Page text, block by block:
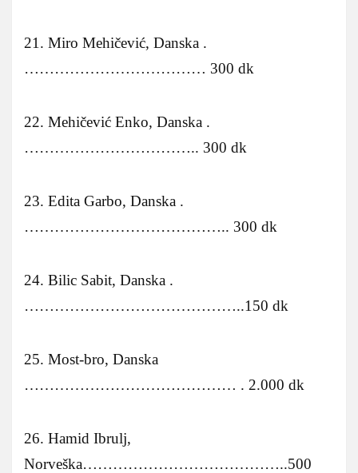
21. Miro Mehičević, Danska .
……………………………… 300 dk
22. Mehičević Enko, Danska .
…………………………….. 300 dk
23. Edita Garbo, Danska .
………………………………….. 300 dk
24. Bilic Sabit, Danska .
……………………………………..150 dk
25. Most-bro, Danska
…………………………………… . 2.000 dk
26. Hamid Ibrulj,
Norveška…………………………………..500